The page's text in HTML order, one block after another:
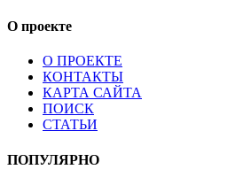
О проекте
О ПРОЕКТЕ
КОНТАКТЫ
КАРТА САЙТА
ПОИСК
СТАТЬИ
ПОПУЛЯРНО